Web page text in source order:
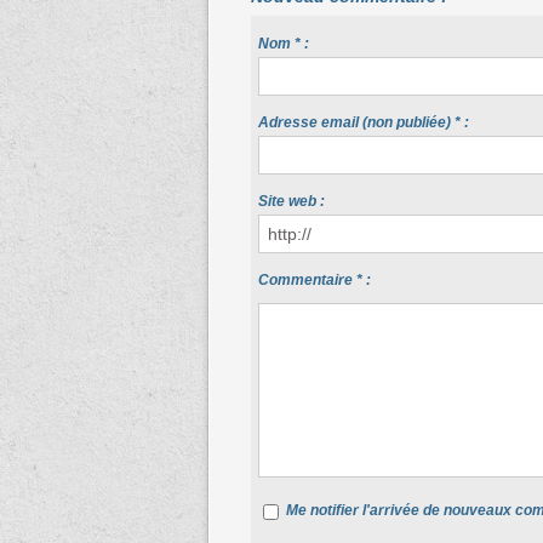
Nom * :
Adresse email (non publiée) * :
Site web :
Commentaire * :
Me notifier l'arrivée de nouveaux